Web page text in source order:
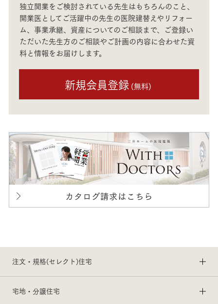
独立開業をご検討されている先生はもちろんのこと、
開業医としてご活躍中の先生の医院建替えやリフォー
ム、事業承継、資産についてのご相談まで、ご登録い
ただいた先生方のご相談やご計画の内容に合わせた資
料と情報をお届けします。
新規会員登録 (無料)
カタログ請求はこちら
注文・規格(セレクト)住宅
宅地・分譲住宅